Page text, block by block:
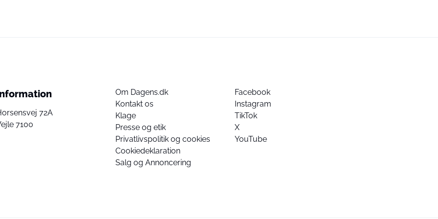
72A
7100
Om Dagens.dk
Kontakt os
Klage
Presse og etik
Privatlivspolitik og cookies
Cookiedeklaration
Salg og Annoncering
Facebook
Instagram
TikTok
X
YouTube